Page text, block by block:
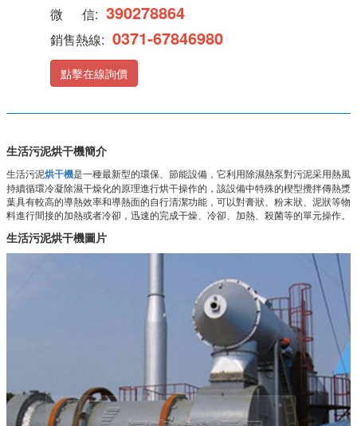
微 信: 390278864
銷售熱線: 0371-67846980
點擊在線詢價
生活污泥烘干機簡介
生活污泥烘干機是一種最新型的環保、節能設備，它利用除濕熱泵對污泥采用熱風
持續循環冷凝除濕干燥化的原理進行烘干操作的，該設備中特殊的楔型攪拌傳熱漿
葉具有較高的導熱效率和導熱面的自行清潔功能，可以對膏狀、粉末狀、泥狀等物
料進行間接的加熱或者冷卻，迅速的完成干燥、冷卻、加熱、殺菌等的單元操作。
生活污泥烘干機圖片